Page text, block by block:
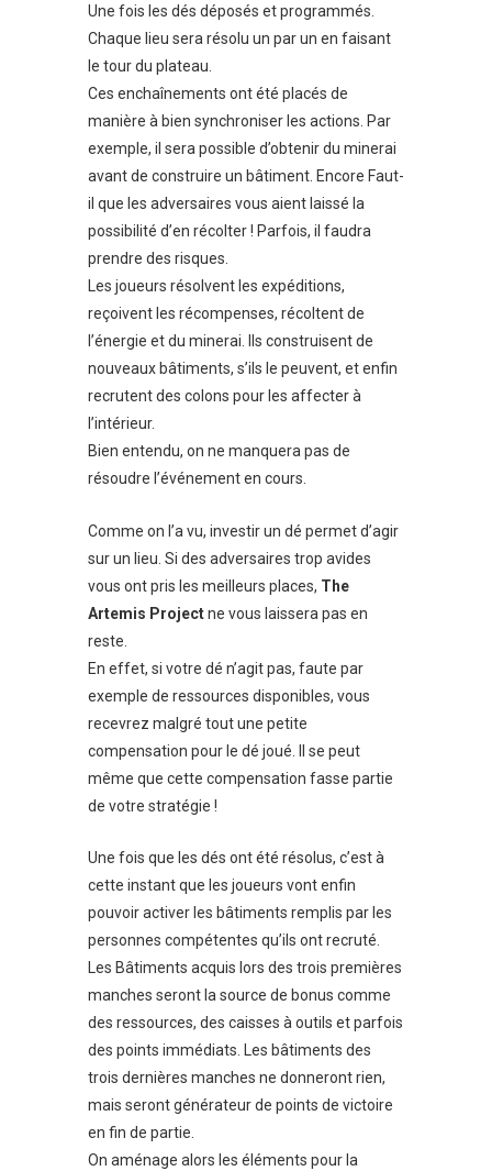
Une fois les dés déposés et programmés.
Chaque lieu sera résolu un par un en faisant
le tour du plateau.
Ces enchaînements ont été placés de
manière à bien synchroniser les actions. Par
exemple, il sera possible d’obtenir du minerai
avant de construire un bâtiment. Encore Faut-
il que les adversaires vous aient laissé la
possibilité d’en récolter ! Parfois, il faudra
prendre des risques.
Les joueurs résolvent les expéditions,
reçoivent les récompenses, récoltent de
l’énergie et du minerai. Ils construisent de
nouveaux bâtiments, s’ils le peuvent, et enfin
recrutent des colons pour les affecter à
l’intérieur.
Bien entendu, on ne manquera pas de
résoudre l’événement en cours.
Comme on l’a vu, investir un dé permet d’agir
sur un lieu. Si des adversaires trop avides
vous ont pris les meilleurs places, The
Artemis Projectne vous laissera pas en
reste.
En effet, si votre dé n’agit pas, faute par
exemple de ressources disponibles, vous
recevrez malgré tout une petite
compensation pour le dé joué. Il se peut
même que cette compensation fasse partie
de votre stratégie !
Une fois que les dés ont été résolus, c’est à
cette instant que les joueurs vont enfin
pouvoir activer les bâtiments remplis par les
personnes compétentes qu’ils ont recruté.
Les Bâtiments acquis lors des trois premières
manches seront la source de bonus comme
des ressources, des caisses à outils et parfois
des points immédiats. Les bâtiments des
trois dernières manches ne donneront rien,
mais seront générateur de points de victoire
en fin de partie.
On aménage alors les éléments pour la